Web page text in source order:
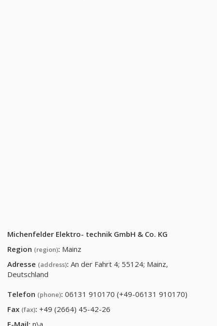
Michenfelder Elektro- technik GmbH & Co. KG
Region (region): Mainz
Adresse (address): An der Fahrt 4; 55124; Mainz,
Deutschland
Telefon (phone): 06131 910170 (+49-06131 910170)
Fax (fax): +49 (2664) 45-42-26
E-Mail: n\a